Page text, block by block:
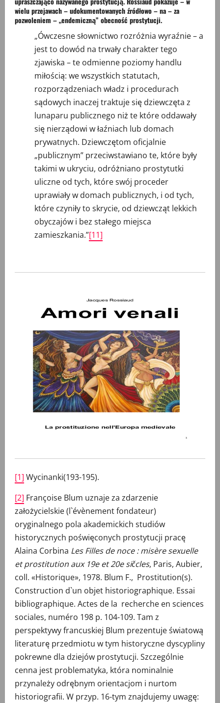
wielu przejawach – udokumentowanych źródłowo – na – za
pozwoleniem – „endemiczną” obecność prostytucji.
„Ówczesne słownictwo rozróżnia wyraźnie – a
jest to dowód na trwały charakter tego
zjawiska – te odmienne poziomy handlu
miłością: we wszystkich statutach,
rozporządzeniach władz i procedurach
sądowych inaczej traktuje się dziewczęta z
lunaparu publicznego niż te które oddawały
się nierządowi w łaźniach lub domach
prywatnych. Dziewczętom oficjalnie
„publicznym” przeciwstawiano te, które były
takimi w ukryciu, odróżniano prostytutki
uliczne od tych, które swój proceder
uprawiały w domach publicznych, i od tych,
które czyniły to skrycie, od dziewcząt lekkich
obyczajów i bez stałego miejsca
zamieszkania.”[11]
[1] Wycinanki(193-195).
[2] Françoise Blum uznaje za zdarzenie
założycielskie (l`évènement fondateur)
oryginalnego pola akademickich studiów
historycznych poświęconych prostytucji pracę
Alaina Corbina Les Filles de noce : misère sexuelle
et prostitution aux 19e et 20e sičcles, Paris, Aubier,
coll. «Historique», 1978. Blum F., Prostitution(s).
Construction d`un objet historiographique. Essai
bibliographique. Actes de la recherche en sciences
sociales, numéro 198 p. 104-109. Tam z
perspektywy francuskiej Blum prezentuje światową
literaturę przedmiotu w tym historyczne dyscypliny
pokrewne dla dziejów prostytucji. Szczególnie
cenna jest problematyka, która nominalnie
przynależy odrębnym orientacjom i nurtom
historiografii. W przyp. 16-tym znajdujemy uwagę: